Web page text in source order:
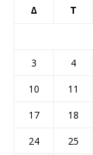
Δ Τ
3
4
10
11
17
18
24
25